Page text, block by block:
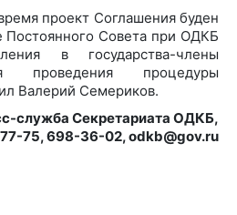
проект Соглашения буден
Постоянного Совета при ОДКБ
в государства-члены
проведения процедуры
Валерий Семериков.
служба Секретариата ОДКБ,
75, 698-36-02, odkb@gov.ru